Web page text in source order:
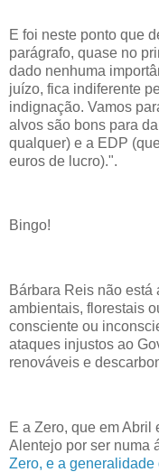
E foi neste ponto que
parágrafo, quase no
dado nenhuma
juízo, fica indiferente
indignação. Vamos
alvos são bons para
qualquer) e a EDP
euros de lucro).".
Bingo!
Bárbara Reis não está
ambientais, florestais
consciente ou
ataques injustos ao
renováveis e
E a Zero, que em Abril
Alentejo por ser numa
Zero, e a